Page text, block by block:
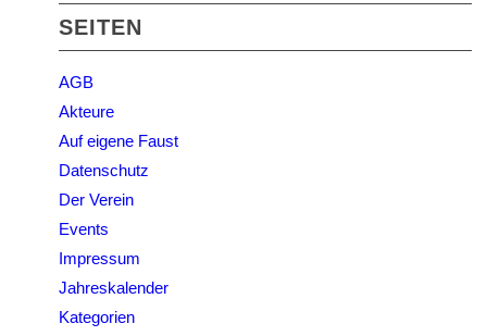
SEITEN
AGB
Akteure
Auf eigene Faust
Datenschutz
Der Verein
Events
Impressum
Jahreskalender
Kategorien